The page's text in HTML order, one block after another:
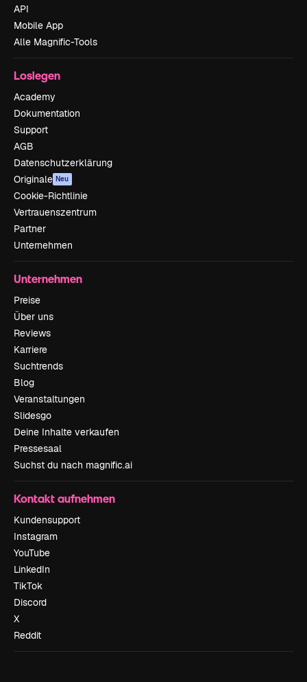
API
Mobile App
Alle Magnific-Tools
Loslegen
Academy
Dokumentation
Support
AGB
Datenschutzerklärung
Originale Neu
Cookie-Richtlinie
Vertrauenszentrum
Partner
Unternehmen
Unternehmen
Preise
Über uns
Reviews
Karriere
Suchtrends
Blog
Veranstaltungen
Slidesgo
Deine Inhalte verkaufen
Pressesaal
Suchst du nach magnific.ai
Kontakt aufnehmen
Kundensupport
Instagram
YouTube
LinkedIn
TikTok
Discord
X
Reddit